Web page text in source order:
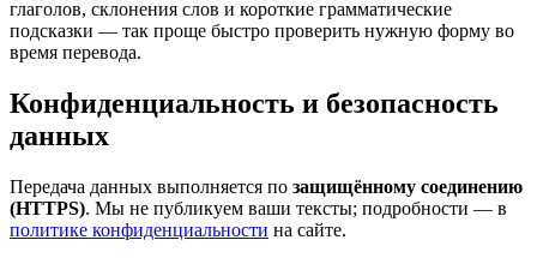
глаголов, склонения слов и короткие грамматические
подсказки — так проще быстро проверить нужную форму во
время перевода.
Конфиденциальность и безопасность
данных
Передача данных выполняется по защищённому соединению
(HTTPS). Мы не публикуем ваши тексты; подробности — в
политике конфиденциальности на сайте.